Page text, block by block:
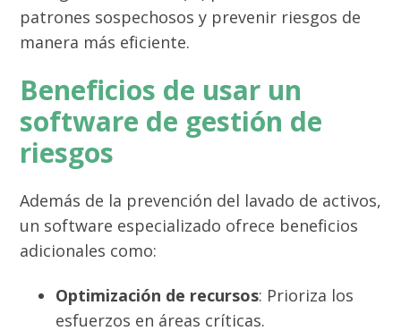
patrones sospechosos y prevenir riesgos de
manera más eficiente.
Beneficios de usar un
software de gestión de
riesgos
Además de la prevención del lavado de activos,
un software especializado ofrece beneficios
adicionales como:
Optimización de recursos: Prioriza los
esfuerzos en áreas críticas.